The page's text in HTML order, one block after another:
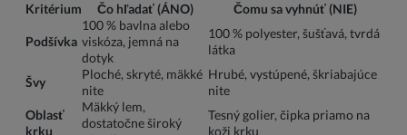
Kritérium
Čo hľadať (ÁNO) Čomu sa vyhnúť (NIE)
Podšívka
100 % bavlna alebo
viskóza, jemná na
dotyk
100 % polyester, šušťavá, tvrdá
látka
Švy
Ploché, skryté, mäkké
nite
Hrubé, vystúpené, škriabajúce
nite
Oblasť
krku
Mäkký lem,
dostatočne široký
Tesný golier, čipka priamo na
koži krku